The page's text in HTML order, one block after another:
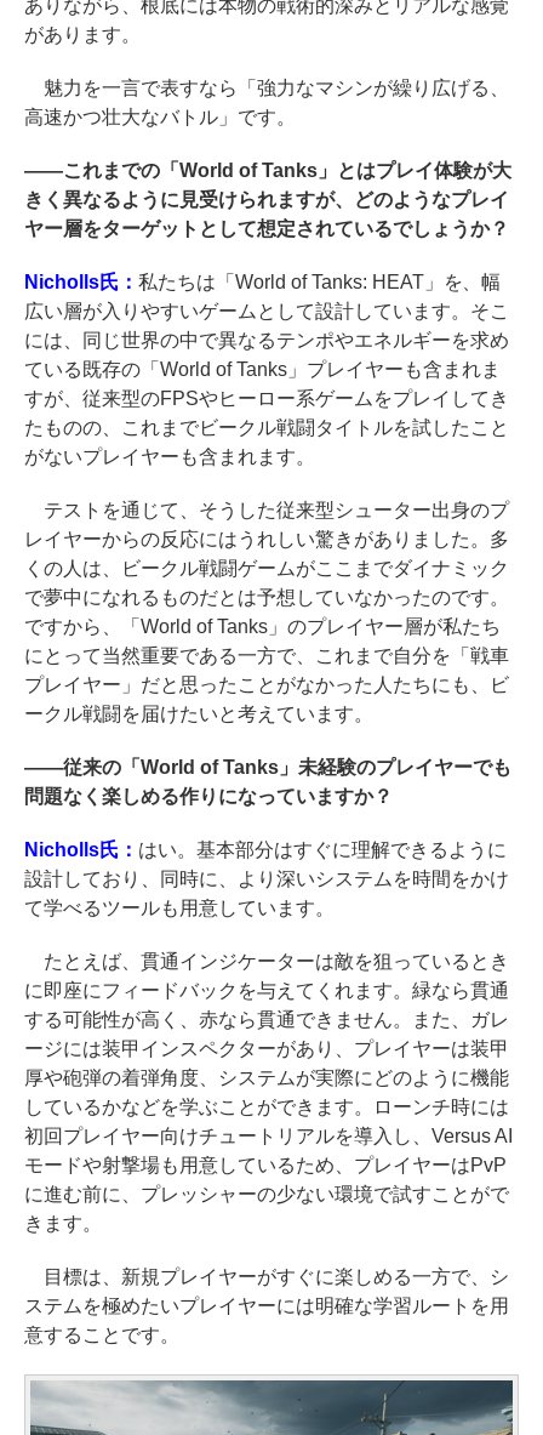
ありながら、根底には本物の戦術的深みとリアルな感覚
があります。
魅力を一言で表すなら「強力なマシンが繰り広げる、
高速かつ壮大なバトル」です。
――これまでの「World of Tanks」とはプレイ体験が大
きく異なるように見受けられますが、どのようなプレイ
ヤー層をターゲットとして想定されているでしょうか？
Nicholls氏： 私たちは「World of Tanks: HEAT」を、幅
広い層が入りやすいゲームとして設計しています。そこ
には、同じ世界の中で異なるテンポやエネルギーを求め
ている既存の「World of Tanks」プレイヤーも含まれま
すが、従来型のFPSやヒーロー系ゲームをプレイしてき
たものの、これまでビークル戦闘タイトルを試したこと
がないプレイヤーも含まれます。
テストを通じて、そうした従来型シューター出身のプ
レイヤーからの反応にはうれしい驚きがありました。多
くの人は、ビークル戦闘ゲームがここまでダイナミック
で夢中になれるものだとは予想していなかったのです。
ですから、「World of Tanks」のプレイヤー層が私たち
にとって当然重要である一方で、これまで自分を「戦車
プレイヤー」だと思ったことがなかった人たちにも、ビ
ークル戦闘を届けたいと考えています。
――従来の「World of Tanks」未経験のプレイヤーでも
問題なく楽しめる作りになっていますか？
Nicholls氏： はい。基本部分はすぐに理解できるように
設計しており、同時に、より深いシステムを時間をかけ
て学べるツールも用意しています。
たとえば、貫通インジケーターは敵を狙っているとき
に即座にフィードバックを与えてくれます。緑なら貫通
する可能性が高く、赤なら貫通できません。また、ガレ
ージには装甲インスペクターがあり、プレイヤーは装甲
厚や砲弾の着弾角度、システムが実際にどのように機能
しているかなどを学ぶことができます。ローンチ時には
初回プレイヤー向けチュートリアルを導入し、Versus AI
モードや射撃場も用意しているため、プレイヤーはPvP
に進む前に、プレッシャーの少ない環境で試すことがで
きます。
目標は、新規プレイヤーがすぐに楽しめる一方で、シ
ステムを極めたいプレイヤーには明確な学習ルートを用
意することです。